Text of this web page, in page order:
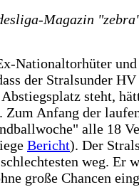
Magazin
Nationaltorhüter
der Stralsunder
steht,
Anfang der
alle 18
Bericht). Der
weg. Er
große Chancen